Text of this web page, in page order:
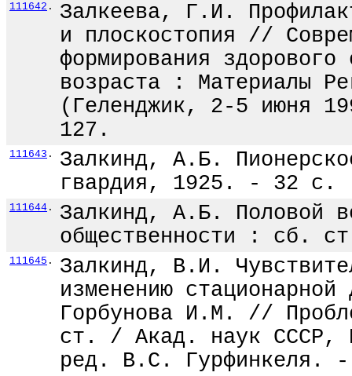
111642 .
Залкеева, Г.И.
и плоскостопия //
формирования
возраста : Материалы
(Геленджик, 2-5 июня
127.
111643 .
Залкинд, А.Б.
гвардия, 1925. - 32 с.
111644 .
Залкинд, А.Б. Половой
общественности :
111645 .
Залкинд, В.И.
изменению
Горбунова И.М. //
ст. / Акад. наук СССР,
ред. В.С.